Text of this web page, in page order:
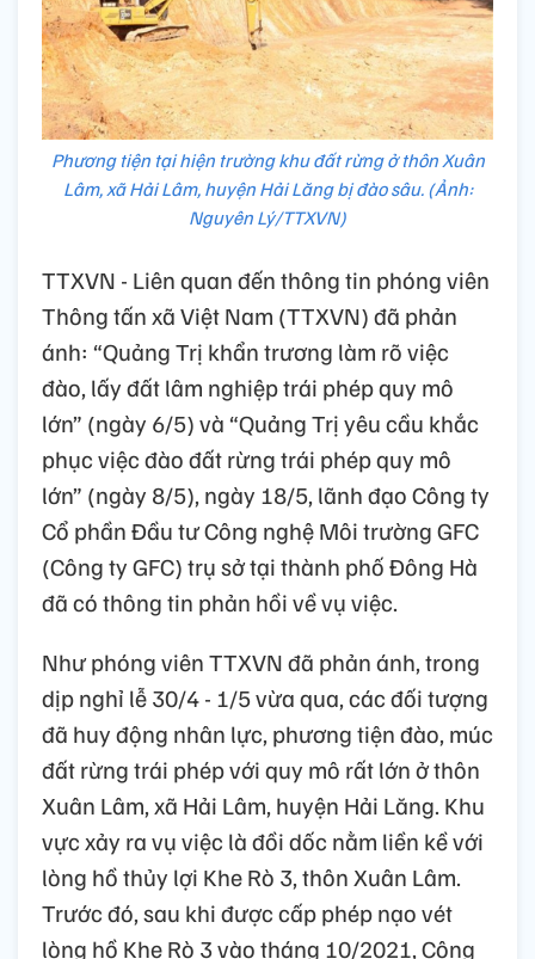
Phương tiện tại hiện trường khu đất rừng ở thôn Xuân
Lâm, xã Hải Lâm, huyện Hải Lăng bị đào sâu. (Ảnh:
Nguyên Lý/TTXVN)
TTXVN - Liên quan đến thông tin phóng viên
Thông tấn xã Việt Nam (TTXVN) đã phản
ánh: “Quảng Trị khẩn trương làm rõ việc
đào, lấy đất lâm nghiệp trái phép quy mô
lớn” (ngày 6/5) và “Quảng Trị yêu cầu khắc
phục việc đào đất rừng trái phép quy mô
lớn” (ngày 8/5), ngày 18/5, lãnh đạo Công ty
Cổ phần Đầu tư Công nghệ Môi trường GFC
(Công ty GFC) trụ sở tại thành phố Đông Hà
đã có thông tin phản hồi về vụ việc.
Như phóng viên TTXVN đã phản ánh, trong
dịp nghỉ lễ 30/4 - 1/5 vừa qua, các đối tượng
đã huy động nhân lực, phương tiện đào, múc
đất rừng trái phép với quy mô rất lớn ở thôn
Xuân Lâm, xã Hải Lâm, huyện Hải Lăng. Khu
vực xảy ra vụ việc là đồi dốc nằm liền kề với
lòng hồ thủy lợi Khe Rò 3, thôn Xuân Lâm.
Trước đó, sau khi được cấp phép nạo vét
lòng hồ Khe Rò 3 vào tháng 10/2021, Công